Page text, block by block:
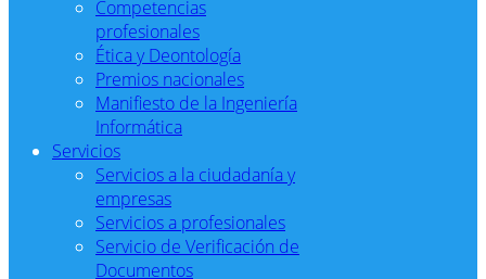
Competencias
profesionales
Ética y Deontología
Premios nacionales
Manifiesto de la Ingeniería
Informática
Servicios
Servicios a la ciudadanía y
empresas
Servicios a profesionales
Servicio de Verificación de
Documentos